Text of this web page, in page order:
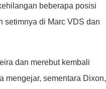
beberapa posisi
setimnya di Marc VDS dan
dan merebut kembali
mengejar, sementara Dixon,